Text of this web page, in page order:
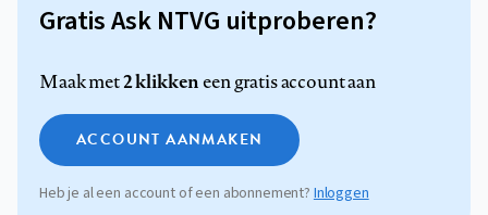
Gratis Ask NTVG uitproberen?
Maak met2 klikkeneen gratis account aan
ACCOUNT AANMAKEN
Heb je al een account of een abonnement?Inloggen